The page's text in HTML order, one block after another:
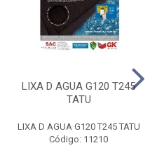
LIXA D AGUA G120 T245
TATU
LIXA D AGUA G120 T245 TATU
Código: 11210